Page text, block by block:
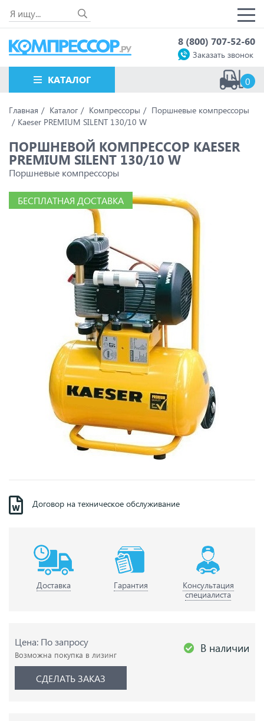
8 (800) 707-52-60
Заказать звонок
КАТАЛОГ 0
Главная Каталог Компрессоры
Поршневые компрессоры
Kaeser PREMIUM SILENT 130/10 W
ПОРШНЕВОЙ КОМПРЕССОР KAESER
PREMIUM SILENT 130/10 W
Поршневые компрессоры
БЕСПЛАТНАЯ ДОСТАВКА
Договор на техническое обслуживание
Доставка Гарантия
Консультация
специалиста
Цена: По запросу
Возможна покупка в лизинг В наличии
СДЕЛАТЬ ЗАКАЗ